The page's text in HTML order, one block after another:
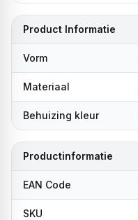
Product Informatie
Vorm
Materiaal
Behuizing kleur
Productinformatie
EAN Code
SKU